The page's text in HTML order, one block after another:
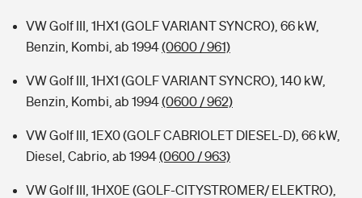
VW Golf III, 1HX1 (GOLF VARIANT SYNCRO), 66 kW,
Benzin, Kombi, ab 1994(0600 / 961)
VW Golf III, 1HX1 (GOLF VARIANT SYNCRO), 140 kW,
Benzin, Kombi, ab 1994(0600 / 962)
VW Golf III, 1EX0 (GOLF CABRIOLET DIESEL-D), 66 kW,
Diesel, Cabrio, ab 1994(0600 / 963)
VW Golf III, 1HX0E (GOLF-CITYSTROMER/ ELEKTRO),